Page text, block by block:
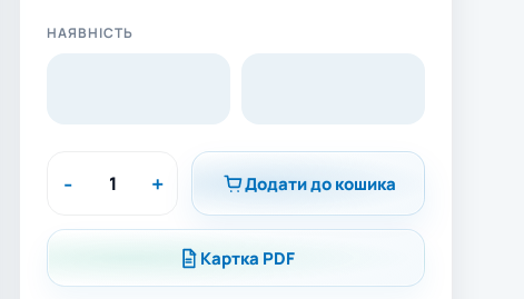
НАЯВНІСТЬ
- + Додати до кошика
Картка PDF